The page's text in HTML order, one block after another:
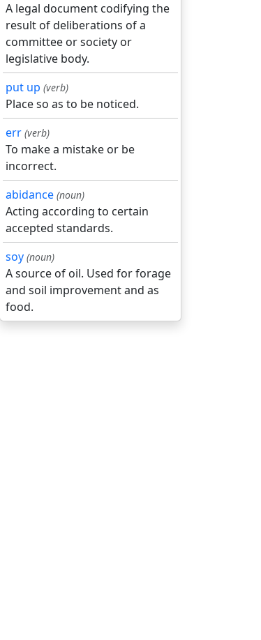
A legal document codifying the
result of deliberations of a
committee or society or
legislative body.
put up (verb)
Place so as to be noticed.
err (verb)
To make a mistake or be
incorrect.
abidance (noun)
Acting according to certain
accepted standards.
soy (noun)
A source of oil. Used for forage
and soil improvement and as
food.